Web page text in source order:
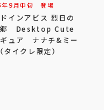
9 月中旬 登場
インアビス 烈日の
郷 Desktop Cute
ュア ナナチ&ミー
タイクレ限定）